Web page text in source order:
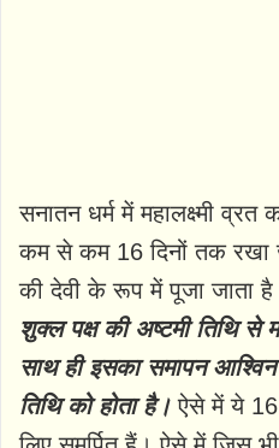
सनातन धर्म में महालक्ष्मी
कम से कम 16 दिनों तक रखा
की देवी के रूप में पूजा जाता
शुक्ल पक्ष की अष्टमी तिथि से
साथ ही इसका समापन
तिथि को होता है। ऐसे में ये 16